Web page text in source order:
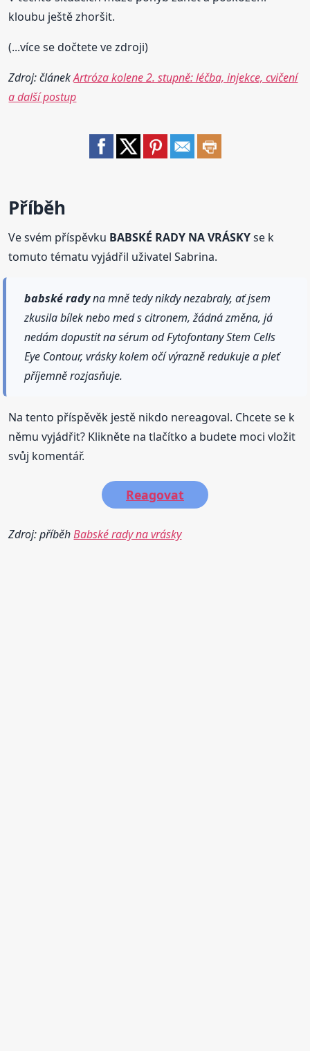
kloubu ještě zhoršit.
(...více se dočtete ve zdroji)
Zdroj: článekArtróza kolene 2. stupně: léčba, injekce, cvičení
a další postup
Příběh
Ve svém příspěvku BABSKÉ RADY NA VRÁSKYse k
tomuto tématu vyjádřil uživatel Sabrina.
babské radyna mně tedy nikdy nezabraly, ať jsem
zkusila bílek nebo med s citronem, žádná změna, já
nedám dopustit na sérum od Fytofontany Stem Cells
Eye Contour, vrásky kolem očí výrazně redukuje a pleť
příjemně rozjasňuje.
Na tento příspěvěk jestě nikdo nereagoval. Chcete se k
němu vyjádřit? Klikněte na tlačítko a budete moci vložit
svůj komentář.
Reagovat
Zdroj: příběhBabské rady na vrásky